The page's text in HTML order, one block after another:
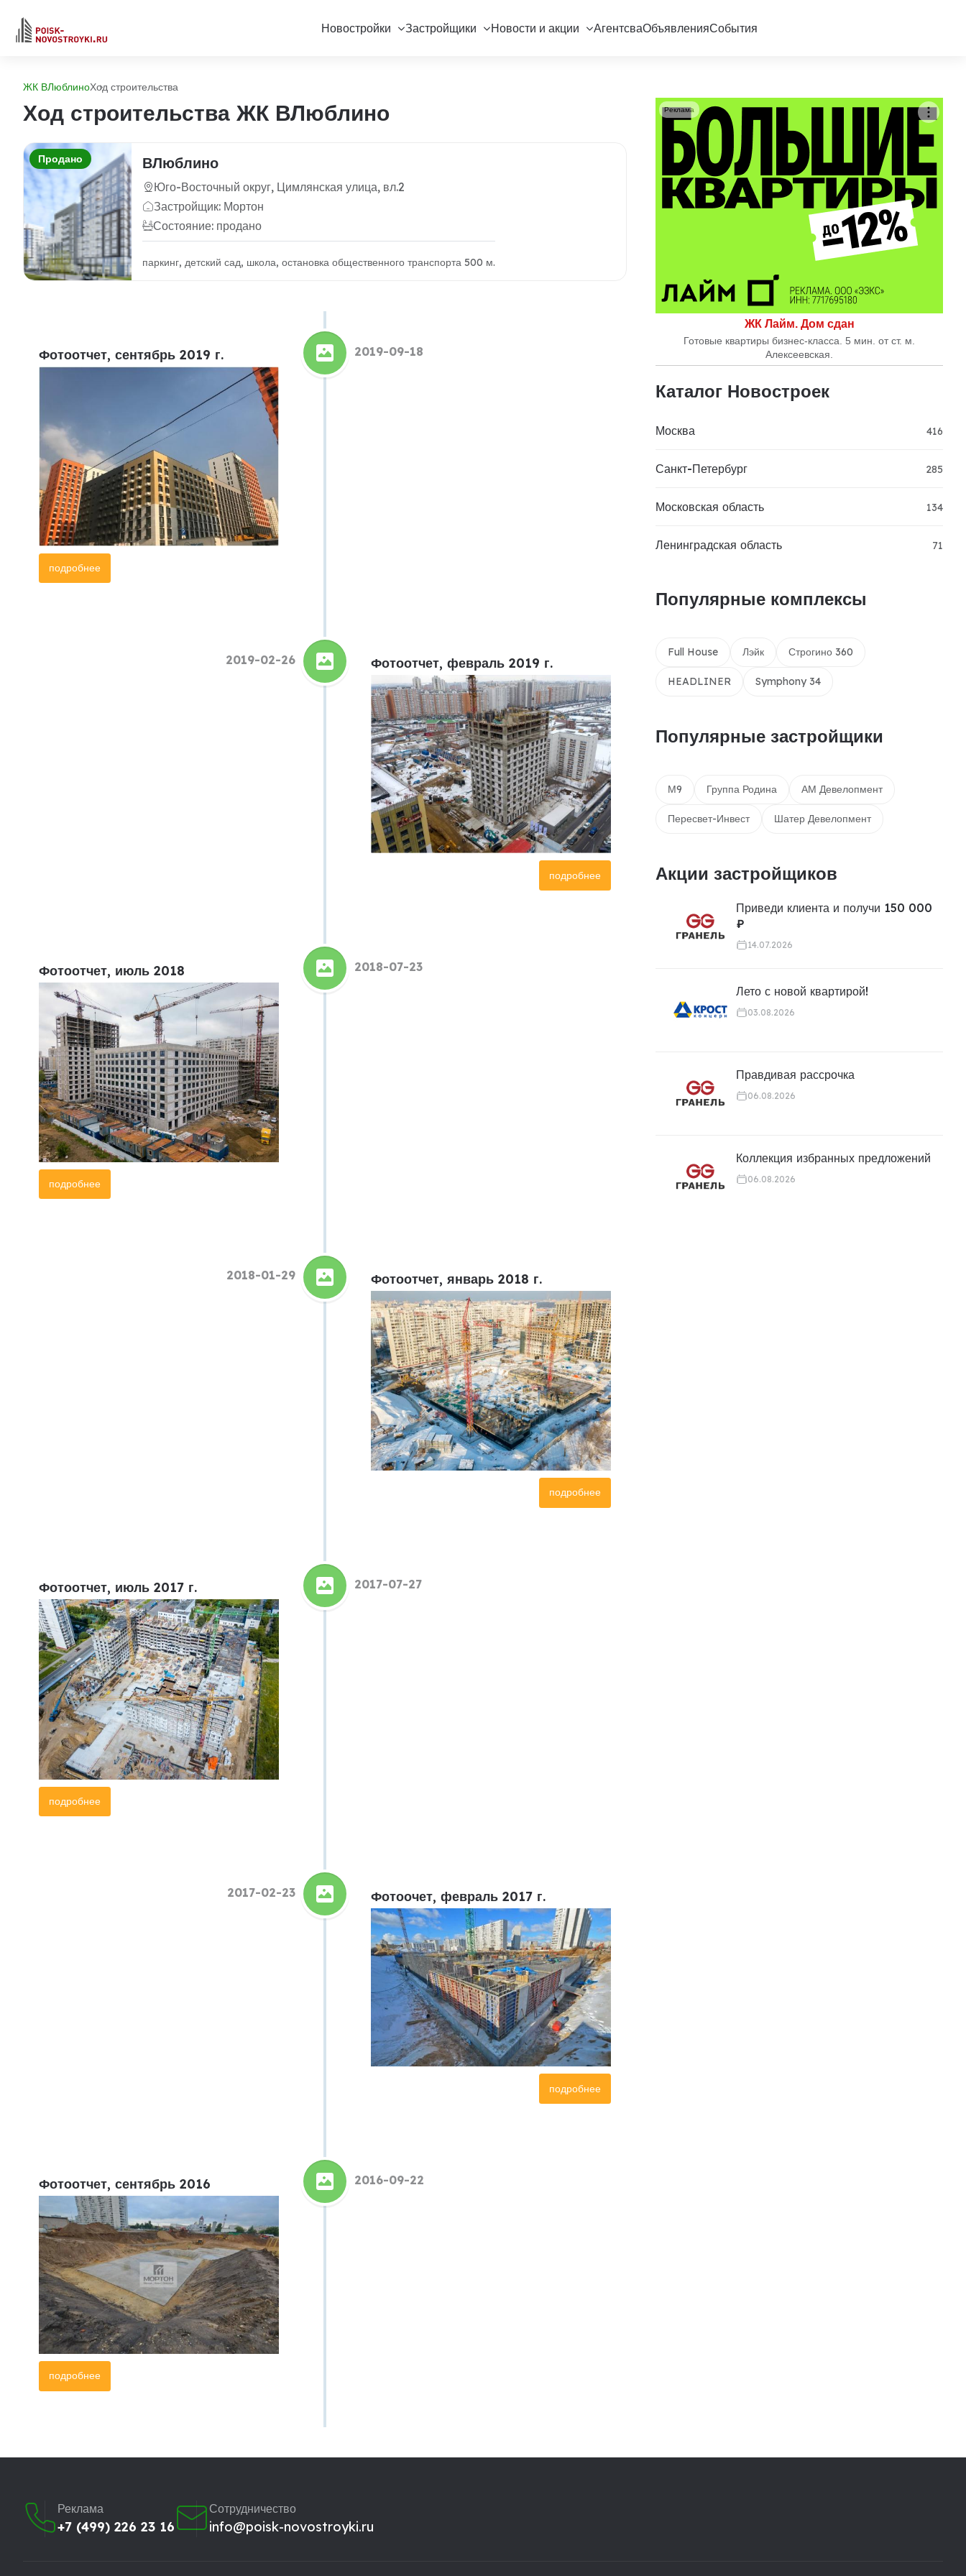
Новостройки Застройщики Новости и акции АгентсваОбъявленияСобытия
ЖК ВЛюблиноХод строительства
Ход строительства ЖК ВЛюблино
Продано ВЛюблино
Юго-Восточный округ, Цимлянская улица, вл.2
Застройщик: Мортон
Состояние: продано
паркинг, детский сад, школа, остановка общественного транспорта 500 м.
Фотоотчет, сентябрь 2019 г.
подробнее
2019-09-18
Фотоотчет, февраль 2019 г.
подробнее
2019-02-26
Фотоотчет, июль 2018
подробнее
2018-07-23
Фотоотчет, январь 2018 г.
подробнее
2018-01-29
Фотоотчет, июль 2017 г.
подробнее
2017-07-27
Фотоочет, февраль 2017 г.
подробнее
2017-02-23
Фотоотчет, сентябрь 2016
подробнее
2016-09-22
ЖК Лайм. Дом сдан
Готовые квартиры бизнес-класса. 5 мин. от ст. м.
Алексеевская.
Реклама
Каталог Новостроек
Москва 416
Санкт-Петербург 285
Московская область 134
Ленинградская область 71
Популярные комплексы
Full House Лэйк Строгино 360
HEADLINER Symphony 34
Популярные застройщики
М9 Группа Родина АМ Девелопмент
Пересвет-Инвест Шатер Девелопмент
Акции застройщиков
Приведи клиента и получи 150 000
₽
14.07.2026
Лето с новой квартирой!
03.08.2026
Правдивая рассрочка
06.08.2026
Коллекция избранных предложений
06.08.2026
Реклама
+7 (499) 226 23 16
Сотрудничество
info@poisk-novostroyki.ru